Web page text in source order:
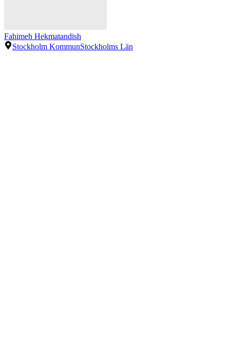
Fahimeh Hekmatandish
Stockholm KommunStockholms Län